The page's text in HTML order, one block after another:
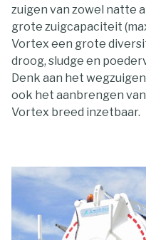
zuigen van zowel natte
grote zuigcapaciteit
Vortex een grote
droog, sludge en
Denk aan het
ook het aanbrengen
Vortex breed inzetbaar.